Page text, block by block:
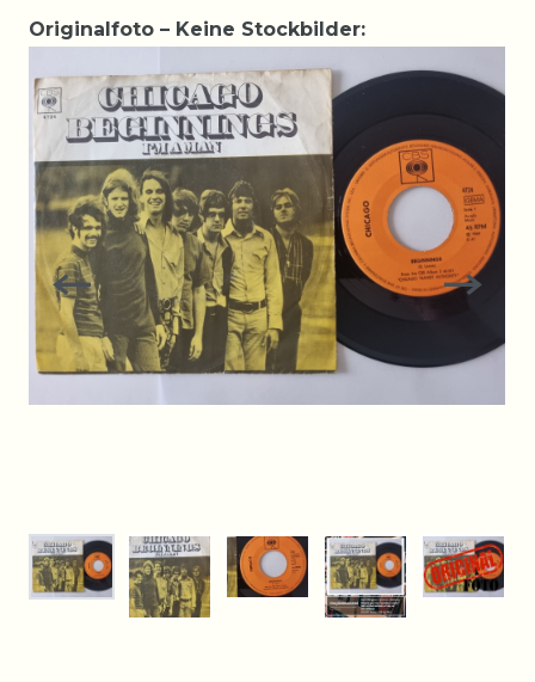
Originalfoto – Keine Stockbilder: